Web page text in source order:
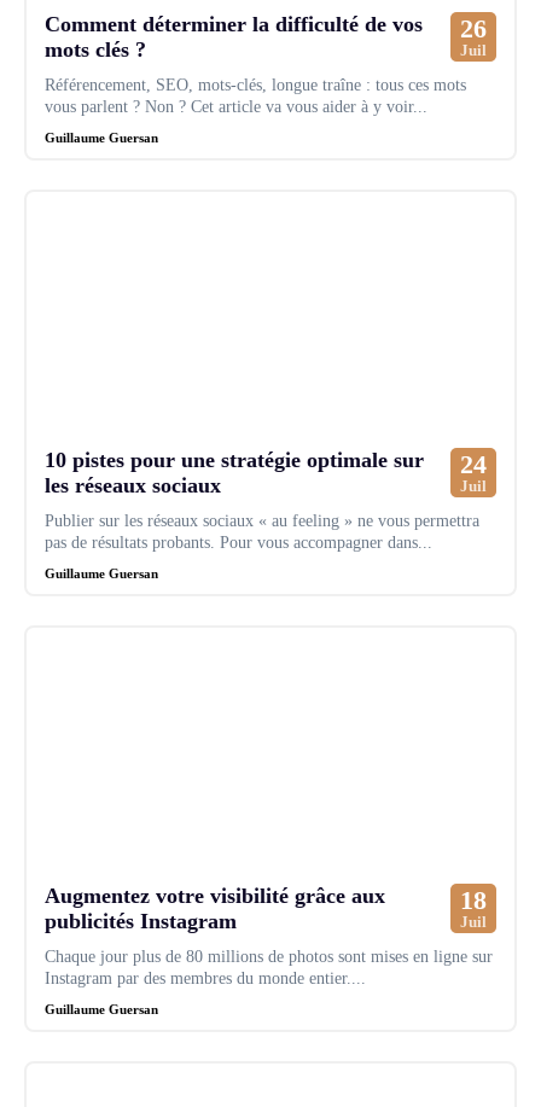
Comment déterminer la difficulté de vos
mots clés ?
26
Juil
Référencement, SEO, mots-clés, longue traîne : tous ces mots
vous parlent ? Non ? Cet article va vous aider à y voir...
Guillaume Guersan
10 pistes pour une stratégie optimale sur
les réseaux sociaux
24
Juil
Publier sur les réseaux sociaux « au feeling » ne vous permettra
pas de résultats probants. Pour vous accompagner dans...
Guillaume Guersan
Augmentez votre visibilité grâce aux
publicités Instagram
18
Juil
Chaque jour plus de 80 millions de photos sont mises en ligne sur
Instagram par des membres du monde entier....
Guillaume Guersan